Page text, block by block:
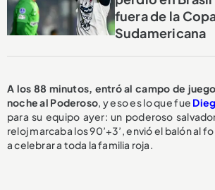
fuera de la
Sudamericana
A los 88 minutos, entró al campo de
noche al Poderoso, y eso es lo que fue
para su equipo ayer: un poderoso
reloj marcaba los 90’+3’, envió el balón al
a celebrar a toda la familia roja.